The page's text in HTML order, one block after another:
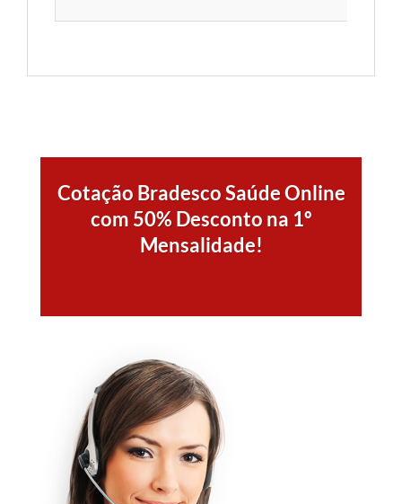
Cotação Bradesco Saúde Online
com 50% Desconto na 1º
Mensalidade!